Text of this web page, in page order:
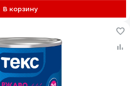
В корзину